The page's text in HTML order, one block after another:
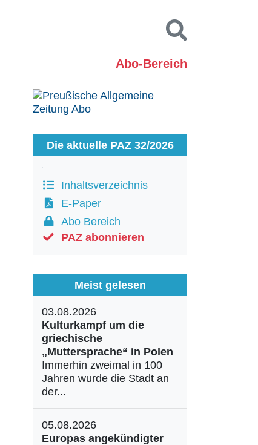
Abo-Bereich
Kontakt
Die aktuelle PAZ 32/2026
Inhaltsverzeichnis
E-Paper
Abo Bereich
PAZ abonnieren
Meist gelesen
03.08.2026
Kulturkampf um die
griechische
„Muttersprache“ in Polen
Immerhin zweimal in 100
Jahren wurde die Stadt an
der...
05.08.2026
Europas angekündigter